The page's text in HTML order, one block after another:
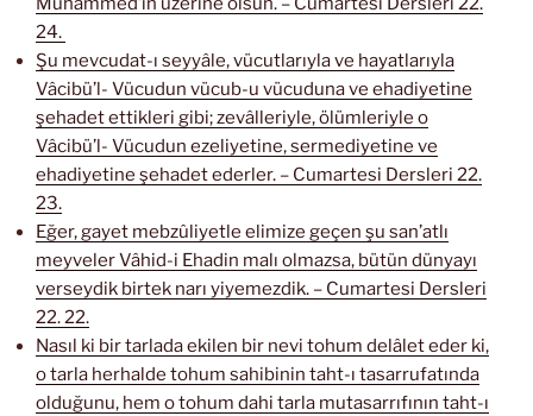
24.
Şu mevcudat-ı seyyâle, vücutlarıyla ve hayatlarıyla
Vâcibü’l- Vücudun vücub-u vücuduna ve ehadiyetine
şehadet ettikleri gibi; zevâlleriyle, ölümleriyle o
Vâcibü’l- Vücudun ezeliyetine, sermediyetine ve
ehadiyetine şehadet ederler. – Cumartesi Dersleri 22.
23.
Eğer, gayet mebzûliyetle elimize geçen şu san’atlı
meyveler Vâhid-i Ehadin malı olmazsa, bütün dünyayı
verseydik birtek narı yiyemezdik. – Cumartesi Dersleri
22. 22.
Nasıl ki bir tarlada ekilen bir nevi tohum delâlet eder ki,
o tarla herhalde tohum sahibinin taht-ı tasarrufatında
olduğunu, hem o tohum dahi tarla mutasarrıfının taht-ı